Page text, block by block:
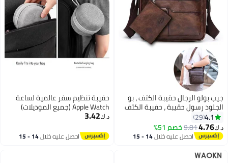
5
جيب بولو الرجال حقيبة الكتف ، بو
الجلود رسول حقيبة ، حقيبة الكتف
قابل للتعديل ، مع محفظة قصيرة ،
ومناسبة للرجال في العمل اليومي
التسوق والسفر الأعمال ( بني غامق
)
4.1
29
د.ك‏4.76
9.81خصم 51%
احصل عليه خلال 14 - 15
حقيبة تنظيم سفر عالمية لساعة
Apple Watch (جميع الموديلات)
وسماعات الأذن - هيكل رمادي صلب
المحمول
د.ك‏3.42
احصل عليه خلال 14 - 15